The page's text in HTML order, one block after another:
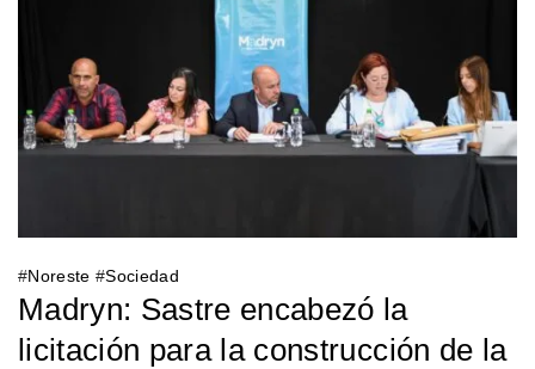
#Noreste #Sociedad
Madryn: Sastre encabezó la
licitación para la construcción de la